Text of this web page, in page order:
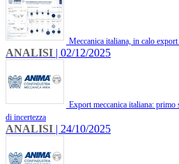
Meccanica italiana, in calo
ANALISI | 02/12/2025
Export meccanica italiana: primo
di incertezza
ANALISI | 24/10/2025